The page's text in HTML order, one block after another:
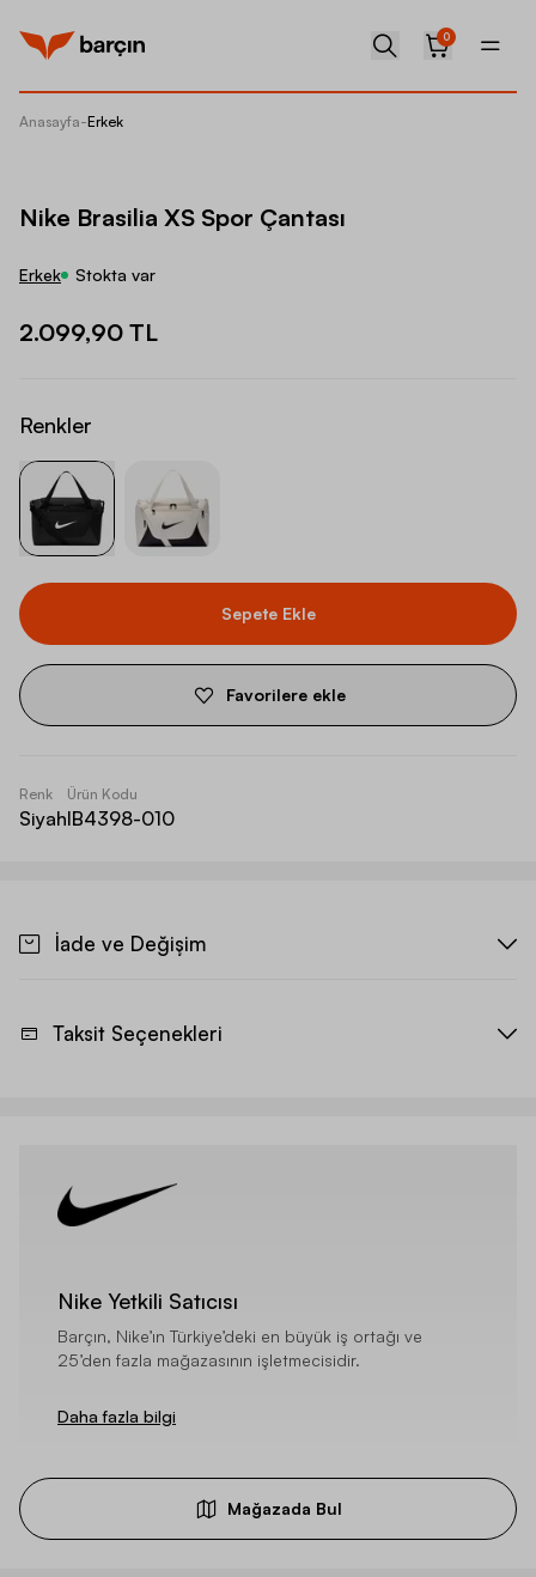
0
Anasayfa-Erkek
Nike Brasilia XS Spor Çantası
Erkek Stokta var
2.099,90 TL
Renkler
Sepete Ekle
Favorilere ekle
Renk
Siyah
Ürün Kodu
IB4398-010
İade ve Değişim
Taksit Seçenekleri
Nike Yetkili Satıcısı
Barçın, Nike’ın Türkiye’deki en büyük iş ortağı ve
25’den fazla mağazasının işletmecisidir.
Daha fazla bilgi
Mağazada Bul